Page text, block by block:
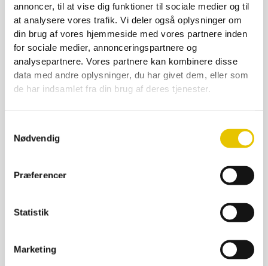
annoncer, til at vise dig funktioner til sociale medier og til
at analysere vores trafik. Vi deler også oplysninger om
din brug af vores hjemmeside med vores partnere inden
for sociale medier, annonceringspartnere og
analysepartnere. Vores partnere kan kombinere disse
data med andre oplysninger, du har givet dem, eller som
de har indsamlet fra din brug af deres tjenester.
Nødvendig
Præferencer
Statistik
Marketing
På lager